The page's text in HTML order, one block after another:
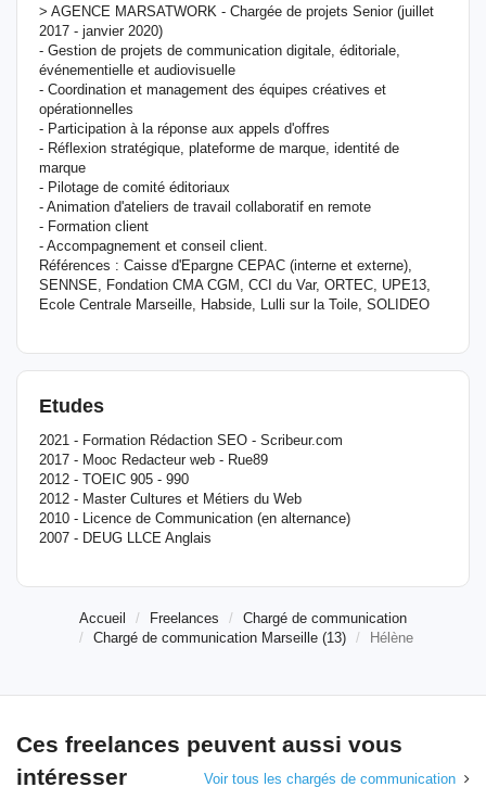
> AGENCE MARSATWORK - Chargée de projets Senior (juillet
2017 - janvier 2020)
- Gestion de projets de communication digitale, éditoriale,
événementielle et audiovisuelle
- Coordination et management des équipes créatives et
opérationnelles
- Participation à la réponse aux appels d'offres
- Réflexion stratégique, plateforme de marque, identité de
marque
- Pilotage de comité éditoriaux
- Animation d'ateliers de travail collaboratif en remote
- Formation client
- Accompagnement et conseil client.
Références : Caisse d'Epargne CEPAC (interne et externe),
SENNSE, Fondation CMA CGM, CCI du Var, ORTEC, UPE13,
Ecole Centrale Marseille, Habside, Lulli sur la Toile, SOLIDEO
Etudes
2021 - Formation Rédaction SEO - Scribeur.com
2017 - Mooc Redacteur web - Rue89
2012 - TOEIC 905 - 990
2012 - Master Cultures et Métiers du Web
2010 - Licence de Communication (en alternance)
2007 - DEUG LLCE Anglais
Accueil Freelances
Chargé de communication
Chargé de communication Marseille (13)
Hélène
Ces freelances peuvent aussi vous
intéresser
Voir tous les chargés de communication